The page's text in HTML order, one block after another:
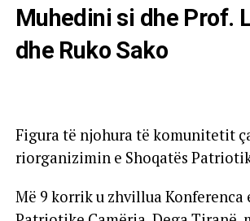
Muhedini si dhe Prof.
dhe Ruko Sako
Figura të njohura të komunitetit
riorganizimin e Shoqatës
Më 9 korrik u zhvillua Konferenca